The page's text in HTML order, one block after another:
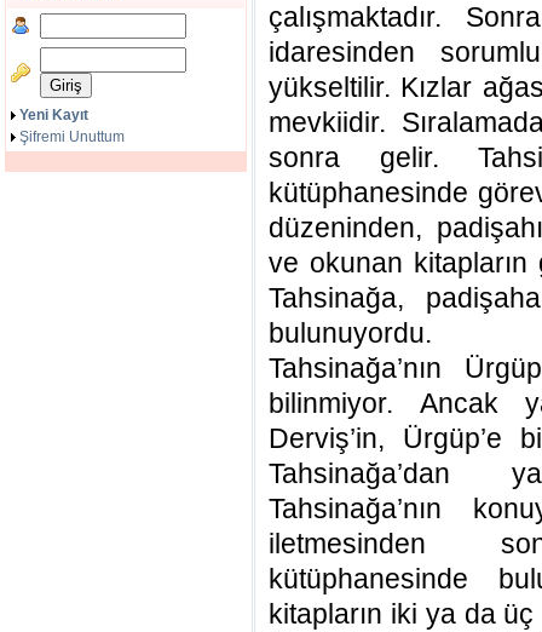
Yeni Kayıt
Şifremi Unuttum
çalışmaktadır.
idaresinden
yükseltilir. Kızlar
mevkiidir.
sonra gelir.
kütüphanesinde
düzeninden,
ve okunan kitapların
Tahsinağa,
bulunuyordu.
Tahsinağa’nın
bilinmiyor. Ancak
Derviş’in, Ürgüp’e
Tahsinağa’dan
Tahsinağa’nın
iletmesinden
kütüphanesinde
kitapların iki ya da